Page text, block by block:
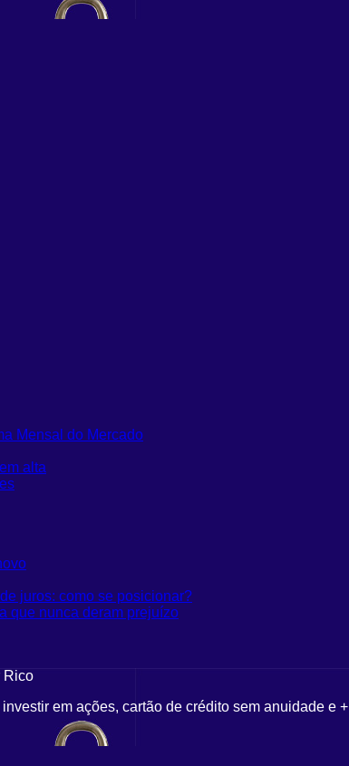
Mensal do Mercado
em alta
juros: como se posicionar?
que nunca deram prejuízo
Rico
em ações, cartão de crédito sem anuidade e +